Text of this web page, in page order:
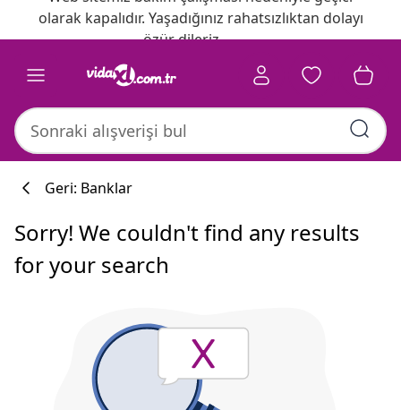
olarak kapalıdır. Yaşadığınız rahatsızlıktan dolayı
özür dileriz.
Geri: Banklar
Sorry! We couldn't find any results
for your search